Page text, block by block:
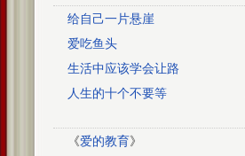
给自己一片悬崖
爱吃鱼头
生活中应该学会让路
人生的十个不要等
《爱的教育》